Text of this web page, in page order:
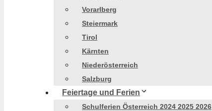
Vorarlberg
Steiermark
Tirol
Kärnten
Niederösterreich
Salzburg
Feiertage und Ferien
Schulferien Österreich 2024 2025 2026